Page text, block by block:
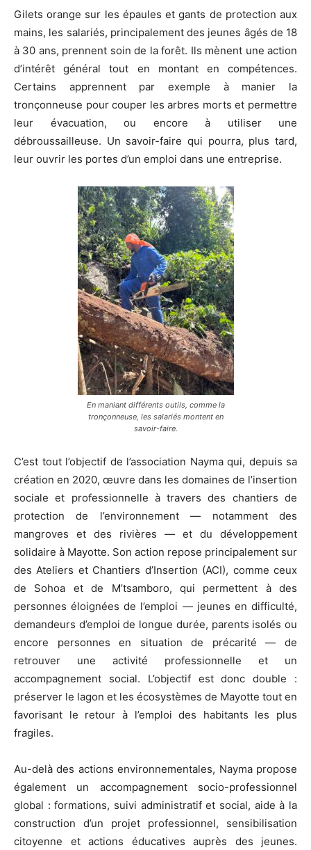
Gilets orange sur les épaules et gants de protection aux
mains, les salariés, principalement des jeunes âgés de 18
à 30 ans, prennent soin de la forêt. Ils mènent une action
d’intérêt général tout en montant en compétences.
Certains apprennent par exemple à manier la
tronçonneuse pour couper les arbres morts et permettre
leur évacuation, ou encore à utiliser une
débroussailleuse. Un savoir-faire qui pourra, plus tard,
leur ouvrir les portes d’un emploi dans une entreprise.
En maniant différents outils, comme la
tronçonneuse, les salariés montent en
savoir-faire.
C’est tout l’objectif de l’association Nayma qui, depuis sa
création en 2020, œuvre dans les domaines de l’insertion
sociale et professionnelle à travers des chantiers de
protection de l’environnement — notamment des
mangroves et des rivières — et du développement
solidaire à Mayotte. Son action repose principalement sur
des Ateliers et Chantiers d’Insertion (ACI), comme ceux
de Sohoa et de M’tsamboro, qui permettent à des
personnes éloignées de l’emploi — jeunes en difficulté,
demandeurs d’emploi de longue durée, parents isolés ou
encore personnes en situation de précarité — de
retrouver une activité professionnelle et un
accompagnement social. L’objectif est donc double :
préserver le lagon et les écosystèmes de Mayotte tout en
favorisant le retour à l’emploi des habitants les plus
fragiles.
Au-delà des actions environnementales, Nayma propose
également un accompagnement socio-professionnel
global : formations, suivi administratif et social, aide à la
construction d’un projet professionnel, sensibilisation
citoyenne et actions éducatives auprès des jeunes.